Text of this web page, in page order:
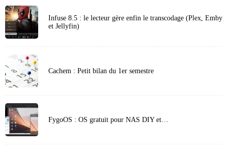
Infuse 8.5 : le lecteur gère enfin le transcodage (Plex, Emby
et Jellyfin)
Cachem : Petit bilan du 1er semestre
FygoOS : OS gratuit pour NAS DIY et…